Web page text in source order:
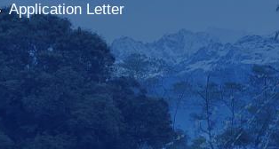
Application Letter